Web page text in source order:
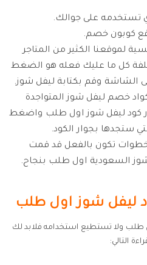
تستخدمه على جوالك.
كوبون خصم.
لموقعنا الكثير من المتاجر
كل ما عليك فعله هو الضغط
الشاشة وقم بكتابة ليفل شوز.
خصم ليفل شوز المتواجدة
كود ليفل شوز اول طلب واضغط
ستجدها بجوار الكود.
تكون بالفعل قد قمت
السعودية اول طلب بنجاح.
ليفل شوز اول طلب
ولا تستطيع استخدامه فلابد لك
التالي: